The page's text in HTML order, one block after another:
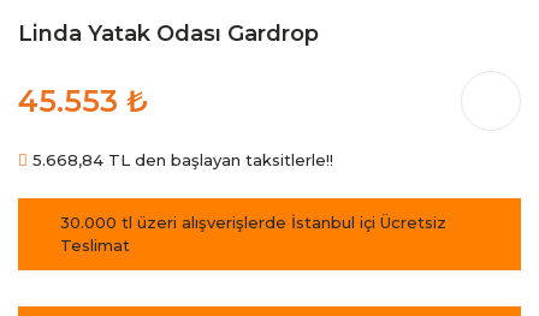
Linda Yatak Odası Gardrop
45.553 ₺
5.668,84 TL den başlayan taksitlerle!!
30.000 tl üzeri alışverişlerde İstanbul içi Ücretsiz
Teslimat